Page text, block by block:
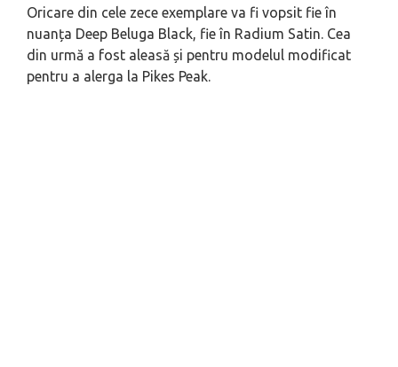
Oricare din cele zece exemplare va fi vopsit fie în
nuanța Deep Beluga Black, fie în Radium Satin. Cea
din urmă a fost aleasă și pentru modelul modificat
pentru a alerga la Pikes Peak.